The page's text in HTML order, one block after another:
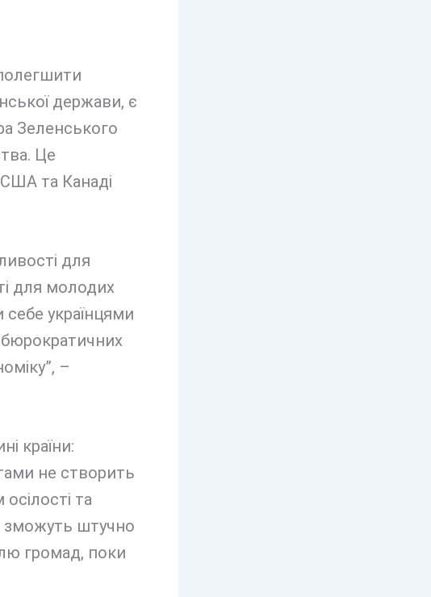
держави, є
Зеленського
Це
США та Канаді
для
для молодих
українцями
–
країни:
не створить
та
зможуть штучно
громад, поки